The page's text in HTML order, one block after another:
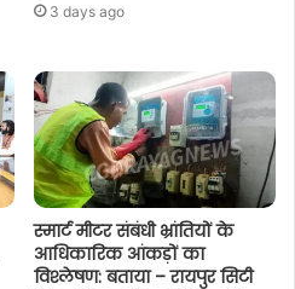
3 days ago
स्मार्ट मीटर संबंधी भ्रांतियों के
आधिकारिक आंकड़ों का
विश्लेषण: बताया – रायपुर सिटी